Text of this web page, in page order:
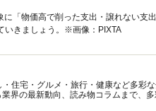
「物価高で削った支出・譲れない支
いきましょう。※画像：PIXTA
・住宅・グルメ・旅行・健康など多彩
界の最新動向、読み物コラムまで、